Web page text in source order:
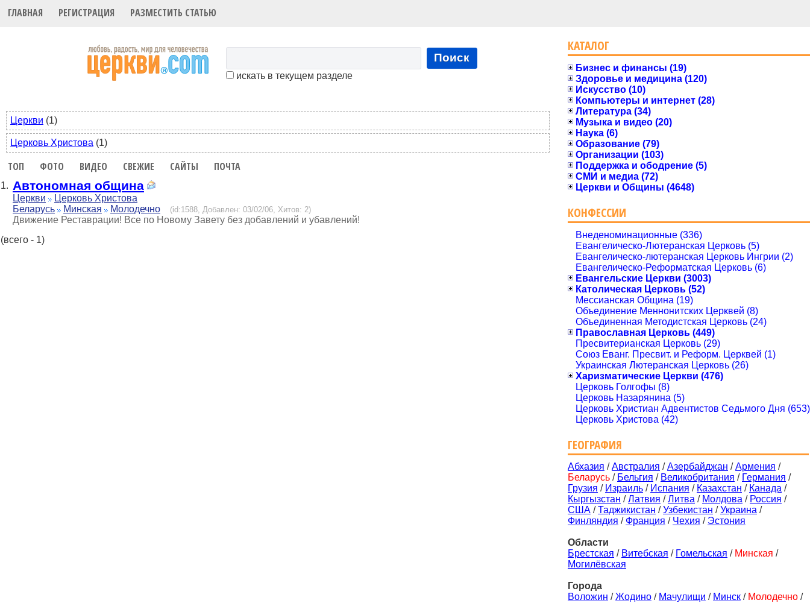
ГЛАВНАЯ РЕГИСТРАЦИЯ РАЗМЕСТИТЬ СТАТЬЮ
Поиск
искать в текущем разделе
Церкви (1)
Церковь Христова (1)
ТОП ФОТО ВИДЕО СВЕЖИЕ САЙТЫ ПОЧТА
1. Автономная община
Церкви
Церковь Христова
Беларусь
Минская Молодечно (id:1588, Добавлен: 03/02/06, Хитов: 2)
Движение Реставрации! Все по Новому Завету без добавлений и убавлений!
(всего - 1)
КАТАЛОГ
Бизнес и финансы (19)
Здоровье и медицина (120)
Искусство (10)
Компьютеры и интернет (28)
Литература (34)
Музыка и видео (20)
Наука (6)
Образование (79)
Организации (103)
Поддержка и ободрение (5)
СМИ и медиа (72)
Церкви и Общины (4648)
КОНФЕССИИ
Внеденоминационные (336)
Евангелическо-Лютеранская Церковь (5)
Евангелическо-лютеранская Церковь Ингрии (2)
Евангелическо-Реформатская Церковь (6)
Евангельские Церкви (3003)
Католическая Церковь (52)
Мессианская Община (19)
Объединение Меннонитских Церквей (8)
Объединенная Методистская Церковь (24)
Православная Церковь (449)
Пресвитерианская Церковь (29)
Союз Еванг. Пресвит. и Реформ. Церквей (1)
Украинская Лютеранская Церковь (26)
Харизматические Церкви (476)
Церковь Голгофы (8)
Церковь Назарянина (5)
Церковь Христиан Адвентистов Седьмого Дня (653)
Церковь Христова (42)
ГЕОГРАФИЯ
Абхазия /Австралия /Азербайджан /Армения /
Беларусь / Бельгия / Великобритания / Германия /
Грузия / Израиль / Испания / Казахстан / Канада /
Кыргызстан /Латвия /Литва / Молдова / Россия /
США /Таджикистан /Узбекистан /Украина /
Финляндия / Франция / Чехия / Эстония
Области
Брестская / Витебская / Гомельская / Минская /
Могилёвская
Города
Воложин /Жодино / Мачулищи / Минск / Молодечно /